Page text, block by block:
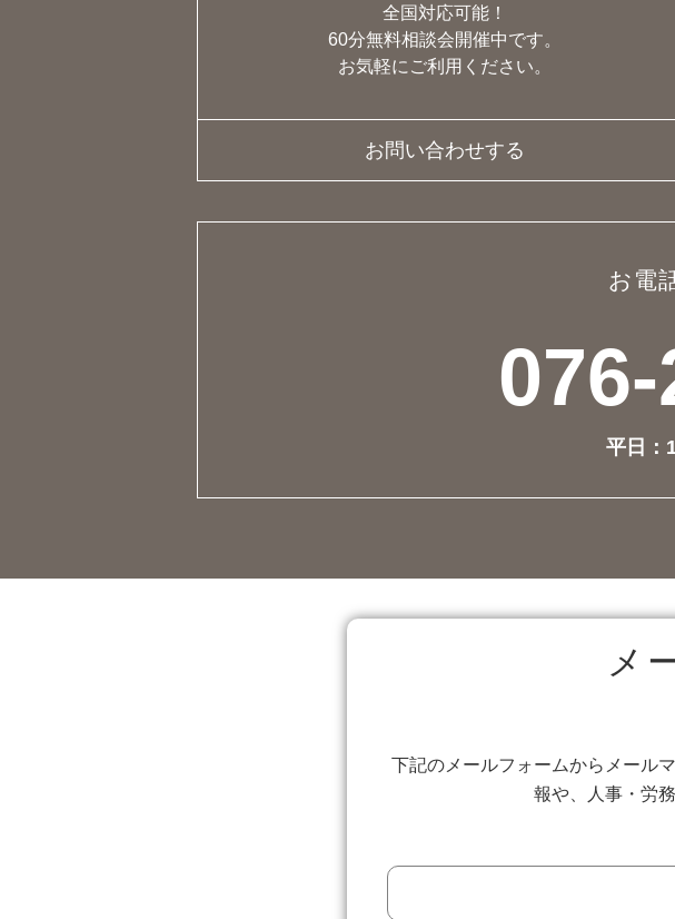
全国対応可能！
60分無料相談会開催中です。
お気軽にご利用ください。
お問い合わせする
お電
平日：
メ
下記のメールフォームからメール
報や、人事・労